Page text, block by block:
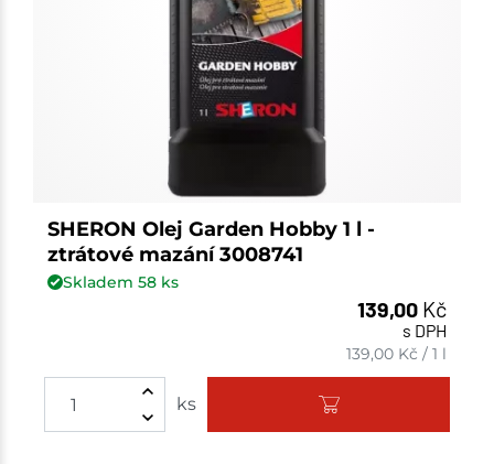
SHERON Olej Garden Hobby 1 l -
ztrátové mazání 3008741
Skladem 58ks
139,00 Kč
s DPH
139,00 Kč /1 l
ks